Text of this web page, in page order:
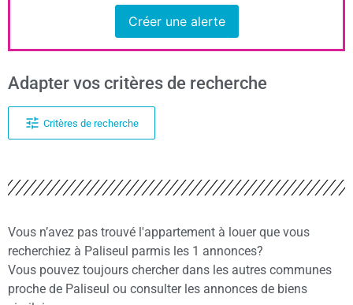
Créer une alerte
Adapter vos critères de recherche
Critères de recherche
Vous n’avez pas trouvé l'appartement à louer que vous
recherchiez à Paliseul parmis les 1 annonces?
Vous pouvez toujours chercher dans les autres communes
proche de Paliseul ou consulter les annonces de biens